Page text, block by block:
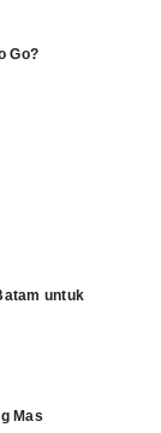
Go?
untuk
Mas